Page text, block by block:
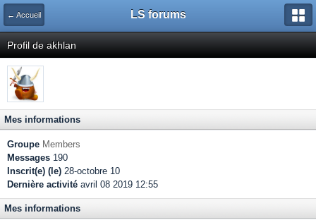
← Accueil LS forums
Profil de akhlan
Mes informations
Groupe Members
Messages 190
Inscrit(e) (le) 28-octobre 10
Dernière activité avril 08 2019 12:55
Mes informations